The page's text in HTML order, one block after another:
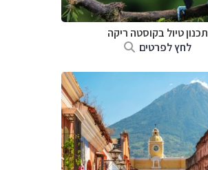
תכנון טיול בקוסטה ריקה
לחץ לפרטים